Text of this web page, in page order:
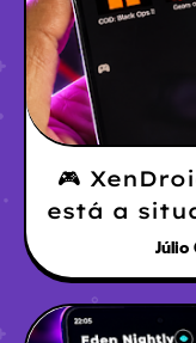
🎮
está a
Júlio